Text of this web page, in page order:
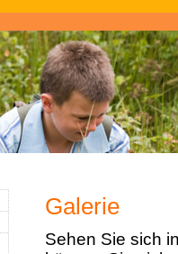
Galerie
Sehen Sie sich